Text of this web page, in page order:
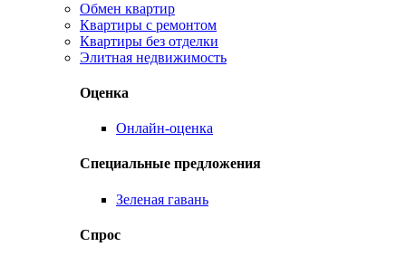
Обмен квартир
Квартиры с ремонтом
Квартиры без отделки
Элитная недвижимость
Оценка
Онлайн-оценка
Специальные предложения
Зеленая гавань
Спрос